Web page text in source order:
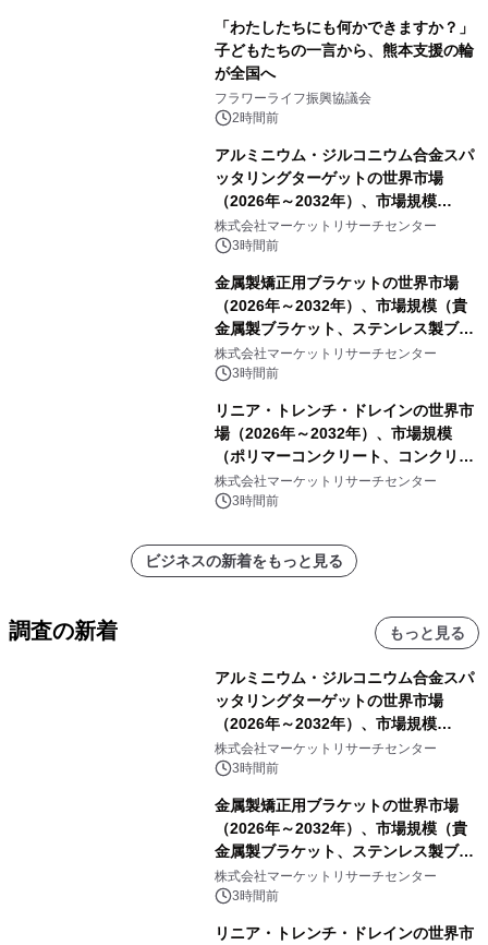
「わたしたちにも何かできますか？」
子どもたちの一言から、熊本支援の輪
が全国へ
フラワーライフ振興協議会
2時間前
アルミニウム・ジルコニウム合金スパ
ッタリングターゲットの世界市場
（2026年～2032年）、市場規模
（0.995、0.999、その他）・分析レポ
ートを発表
株式会社マーケットリサーチセンター
3時間前
金属製矯正用ブラケットの世界市場
（2026年～2032年）、市場規模（貴
金属製ブラケット、ステンレス製ブラ
ケット、純チタン製ブラケット）・分
析レポートを発表
株式会社マーケットリサーチセンター
3時間前
リニア・トレンチ・ドレインの世界市
場（2026年～2032年）、市場規模
（ポリマーコンクリート、コンクリー
ト、プラスチック、金属）・分析レポ
ートを発表
株式会社マーケットリサーチセンター
3時間前
ビジネスの新着をもっと見る
調査の新着 もっと見る
アルミニウム・ジルコニウム合金スパ
ッタリングターゲットの世界市場
（2026年～2032年）、市場規模
（0.995、0.999、その他）・分析レポ
ートを発表
株式会社マーケットリサーチセンター
3時間前
金属製矯正用ブラケットの世界市場
（2026年～2032年）、市場規模（貴
金属製ブラケット、ステンレス製ブラ
ケット、純チタン製ブラケット）・分
析レポートを発表
株式会社マーケットリサーチセンター
3時間前
リニア・トレンチ・ドレインの世界市